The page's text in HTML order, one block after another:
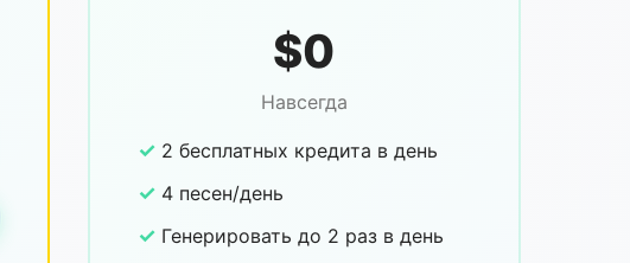
$0
Навсегда
✓ 2 бесплатных кредита в день
✓ 4 песен/день
✓ Генерировать до 2 раз в день